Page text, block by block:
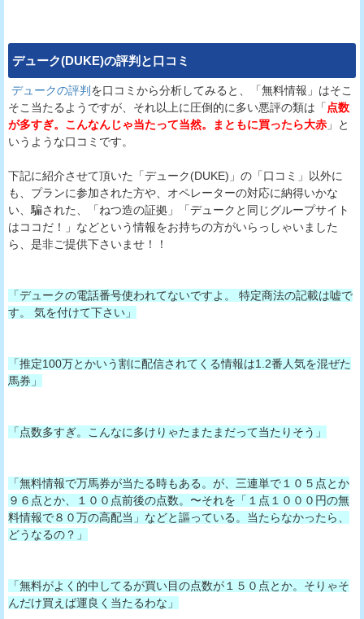
デューク(DUKE)の評判と口コミ
デュークの評判 を口コミから分析してみると、「無料情報」はそこ
そこ当たるようですが、それ以上に圧倒的に多い悪評の類は「点数
が多すぎ。こんなんじゃ当たって当然。まともに買ったら大赤 」と
いうような口コミです。
下記に紹介させて頂いた「デューク(DUKE)」の「口コミ」以外に
も、プランに参加された方や、オペレーターの対応に納得いかな
い、騙された、「ねつ造の証拠」「デュークと同じグループサイト
はココだ！」などという情報をお持ちの方がいらっしゃいました
ら、是非ご提供下さいませ！！
「デュークの電話番号使われてないですよ。 特定商法の記載は嘘で
す。 気を付けて下さい」
「推定100万とかいう割に配信されてくる情報は1.2番人気を混ぜた
馬券」
「点数多すぎ。こんなに多けりゃたまたまだって当たりそう」
「無料情報で万馬券が当たる時もある。が、三連単で１０５点とか
９６点とか、１００点前後の点数。〜それを「１点１０００円の無
料情報で８０万の高配当」などと謳っている。当たらなかったら、
どうなるの？」
「無料がよく的中してるが買い目の点数が１５０点とか。そりゃそ
んだけ買えば運良く当たるわな」